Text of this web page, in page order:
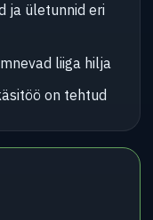
ja ületunnid eri
liiga hilja
on tehtud